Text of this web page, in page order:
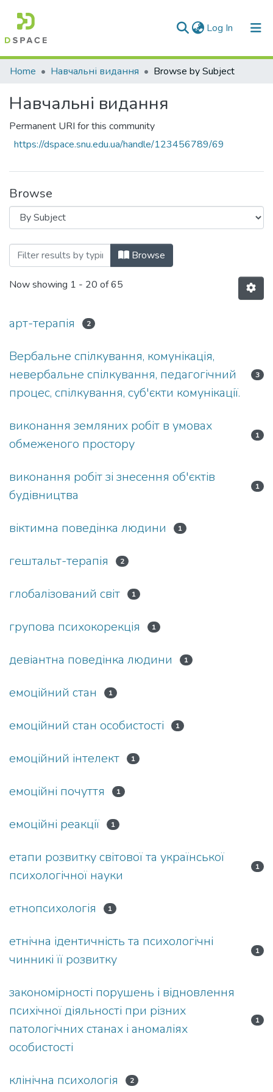
Log In (current)
Communities & Collections
Home Навчальні видання Browse by Subject
Навчальні видання
Permanent URI for this community
https://dspace.snu.edu.ua/handle/123456789/69
Browse
Browsing Навчальні видання by
Browse
Now showing 1 - 20 of 65
арт-терапія 2
Вербальне спілкування, комунікація,
невербальне спілкування, педагогічний
процес, спілкування, суб'єкти комунікації.
3
виконання земляних робіт в умовах
обмеженого простору
1
виконання робіт зі знесення об'єктів
будівництва
1
віктимна поведінка людини 1
гештальт-терапія 2
глобалізований світ 1
групова психокорекція 1
девіантна поведінка людини 1
емоційний стан 1
емоційний стан особистості 1
емоційний інтелект 1
емоційні почуття 1
емоційні реакції 1
етапи розвитку світової та української
психологічної науки
1
етнопсихологія 1
етнічна ідентичність та психологічні
чинникі її розвитку
1
закономірності порушень і відновлення
психічної діяльності при різних
патологічних станах і аномаліях
особистості
1
клінічна психологія 2